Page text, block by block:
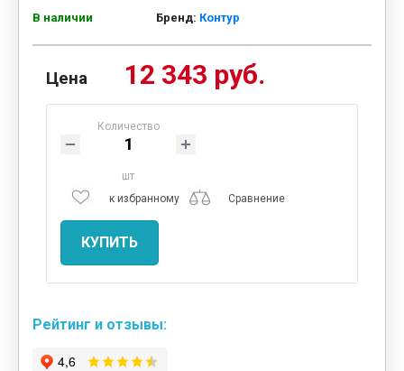
СТАЛЬНЫЕ ДВЕРИ
В наличии Бренд: Контур
Цена 12 343 руб.
Количество
шт
к избранному
Сравнение
КУПИТЬ
Рейтинг и отзывы: